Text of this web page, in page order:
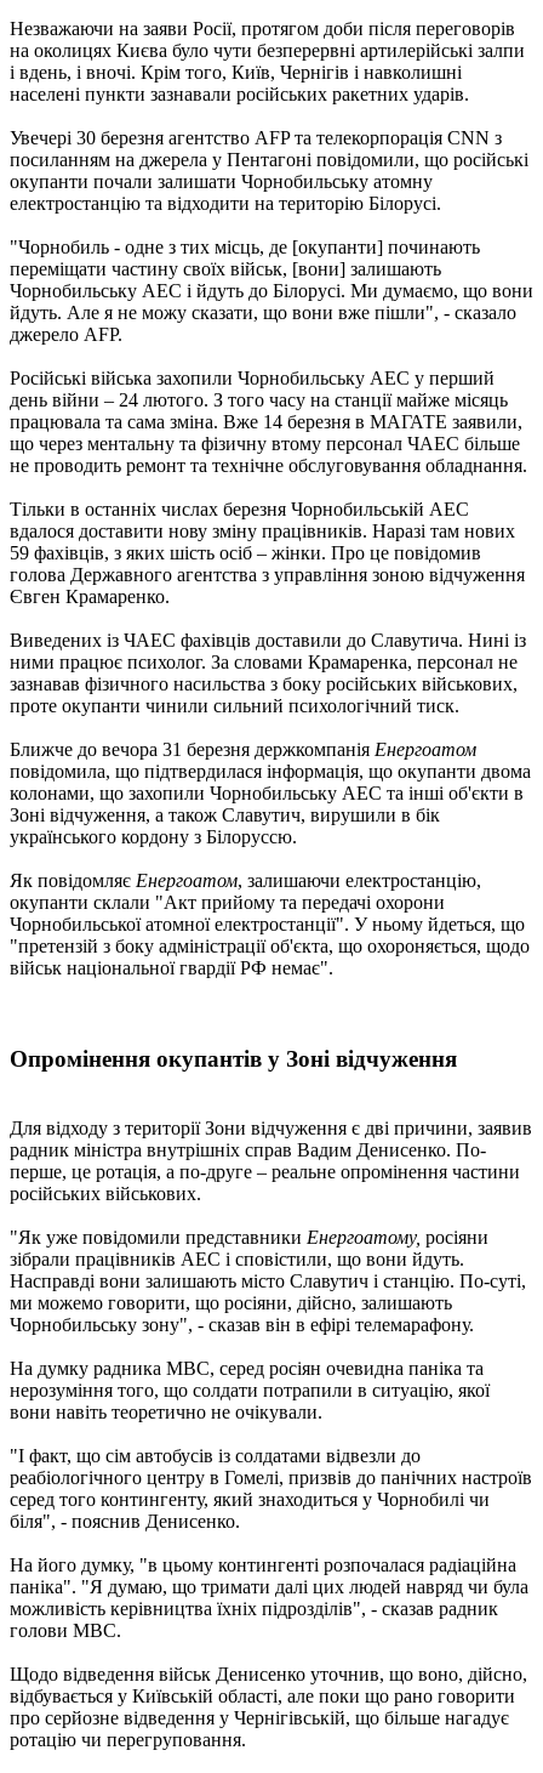
Незважаючи на заяви Росії, протягом доби після переговорів
на околицях Києва було чути безперервні артилерійські залпи
і вдень, і вночі. Крім того, Київ, Чернігів і навколишні
населені пункти зазнавали російських ракетних ударів.
Увечері 30 березня агентство AFP та телекорпорація CNN з
посиланням на джерела у Пентагоні повідомили, що російські
окупанти почали залишати Чорнобильську атомну
електростанцію та відходити на територію Білорусі.
"Чорнобиль - одне з тих місць, де [окупанти] починають
переміщати частину своїх військ, [вони] залишають
Чорнобильську АЕС і йдуть до Білорусі. Ми думаємо, що вони
йдуть. Але я не можу сказати, що вони вже пішли", - сказало
джерело AFP.
Російські війська захопили Чорнобильську АЕС у перший
день війни – 24 лютого. З того часу на станції майже місяць
працювала та сама зміна. Вже 14 березня в МАГАТЕ заявили,
що через ментальну та фізичну втому персонал ЧАЕС більше
не проводить ремонт та технічне обслуговування обладнання.
Тільки в останніх числах березня Чорнобильській АЕС
вдалося доставити нову зміну працівників. Наразі там нових
59 фахівців, з яких шість осіб – жінки. Про це повідомив
голова Державного агентства з управління зоною відчуження
Євген Крамаренко.
Виведених із ЧАЕС фахівців доставили до Славутича. Нині із
ними працює психолог. За словами Крамаренка, персонал не
зазнавав фізичного насильства з боку російських військових,
проте окупанти чинили сильний психологічний тиск.
Ближче до вечора 31 березня держкомпанія Енергоатом
повідомила, що підтвердилася інформація, що окупанти двома
колонами, що захопили Чорнобильську АЕС та інші об'єкти в
Зоні відчуження, а також Славутич, вирушили в бік
українського кордону з Білоруссю.
Як повідомляє Енергоатом, залишаючи електростанцію,
окупанти склали "Акт прийому та передачі охорони
Чорнобильської атомної електростанції". У ньому йдеться, що
"претензій з боку адміністрації об'єкта, що охороняється, щодо
військ національної гвардії РФ немає".
Опромінення окупантів у Зоні відчуження
Для відходу з території Зони відчуження є дві причини, заявив
радник міністра внутрішніх справ Вадим Денисенко. По-
перше, це ротація, а по-друге – реальне опромінення частини
російських військових.
"Як уже повідомили представники Енергоатому, росіяни
зібрали працівників АЕС і сповістили, що вони йдуть.
Насправді вони залишають місто Славутич і станцію. По-суті,
ми можемо говорити, що росіяни, дійсно, залишають
Чорнобильську зону", - сказав він в ефірі телемарафону.
На думку радника МВС, серед росіян очевидна паніка та
нерозуміння того, що солдати потрапили в ситуацію, якої
вони навіть теоретично не очікували.
"І факт, що сім автобусів із солдатами відвезли до
реабіологічного центру в Гомелі, призвів до панічних настроїв
серед того контингенту, який знаходиться у Чорнобилі чи
біля", - пояснив Денисенко.
На його думку, "в цьому контингенті розпочалася радіаційна
паніка". "Я думаю, що тримати далі цих людей навряд чи була
можливість керівництва їхніх підрозділів", - сказав радник
голови МВС.
Щодо відведення військ Денисенко уточнив, що воно, дійсно,
відбувається у Київській області, але поки що рано говорити
про серйозне відведення у Чернігівській, що більше нагадує
ротацію чи перегруповання.